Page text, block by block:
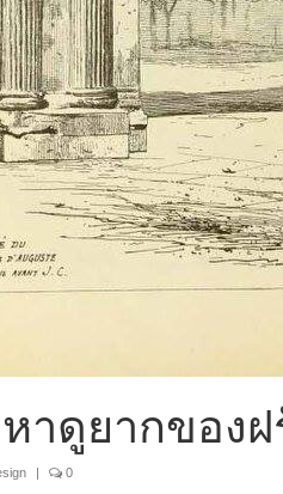
าดูยากของฝ
| 0